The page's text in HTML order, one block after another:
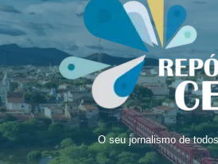
O seu jornalismo de